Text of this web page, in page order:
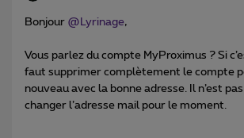
Bonjour ​ @Lyrinage,
Vous parlez du compte MyProximus ? Si
faut supprimer complètement le compte
nouveau avec la bonne adresse. Il n’est
changer l’adresse mail pour le moment.